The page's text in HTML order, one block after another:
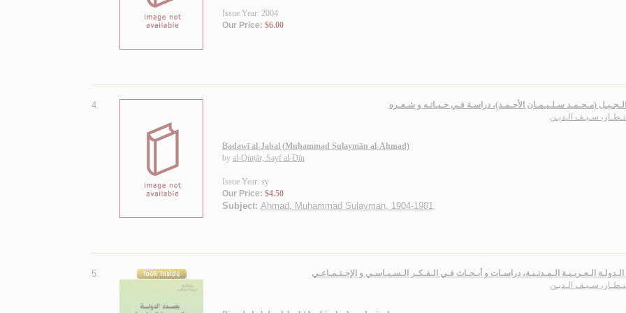
Issue Year: 2004
Our Price: $6.00
4.
(مـحـمـد سـلـيـمـان الأحـمـد)، دراسـة فـي حـيـاتـه و شـعـره
سـيـف الـديـن
Badawī al-Jabal (Muḥammad Sulaymān al-Aḥmad)
by al-Qinṭār, Sayf al-Dīn
Issue Year: sy
Our Price: $4.50
Subject: Ahmad, Muhammad Sulayman, 1904-1981.
5.
الـعـربـيـة الـمـدنـيـة، دراسـات و أبـحـاث فـي الـفـكـر الـسـيـاسـي و الإجـتـمـاعـي
سـيـف الـديـن